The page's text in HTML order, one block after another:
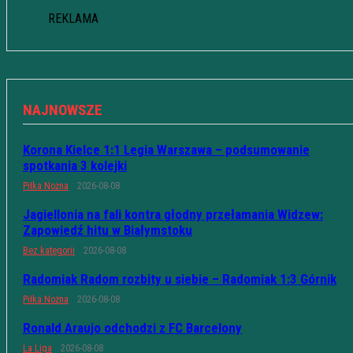
REKLAMA
NAJNOWSZE
Korona Kielce 1:1 Legia Warszawa – podsumowanie
spotkania 3 kolejki
Piłka Nożna 2026-08-08
Jagiellonia na fali kontra głodny przełamania Widzew:
Zapowiedź hitu w Białymstoku
Bez kategorii 2026-08-08
Radomiak Radom rozbity u siebie – Radomiak 1:3 Górnik
Piłka Nożna 2026-08-08
Ronald Araujo odchodzi z FC Barcelony
La Liga 2026-08-08